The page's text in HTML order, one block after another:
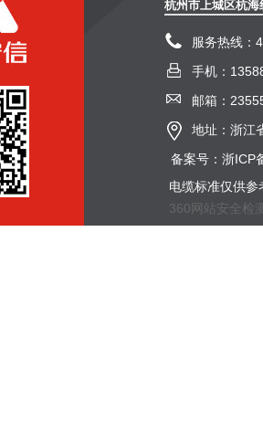
电缆标准仅供
360网站安全检
杭州市上城区杭海
服务热线：
手机：
邮箱：
地址：浙江
备案号：浙ICP